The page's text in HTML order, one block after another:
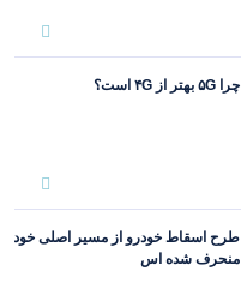
چرا ۵G بهتر از ۴G است؟
طرح اسقاط خودرو از مسیر اصلی خود
منحرف شده اس